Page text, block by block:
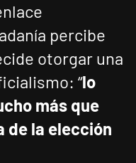
percibe
otorgar una
“lo
más que
de la elección